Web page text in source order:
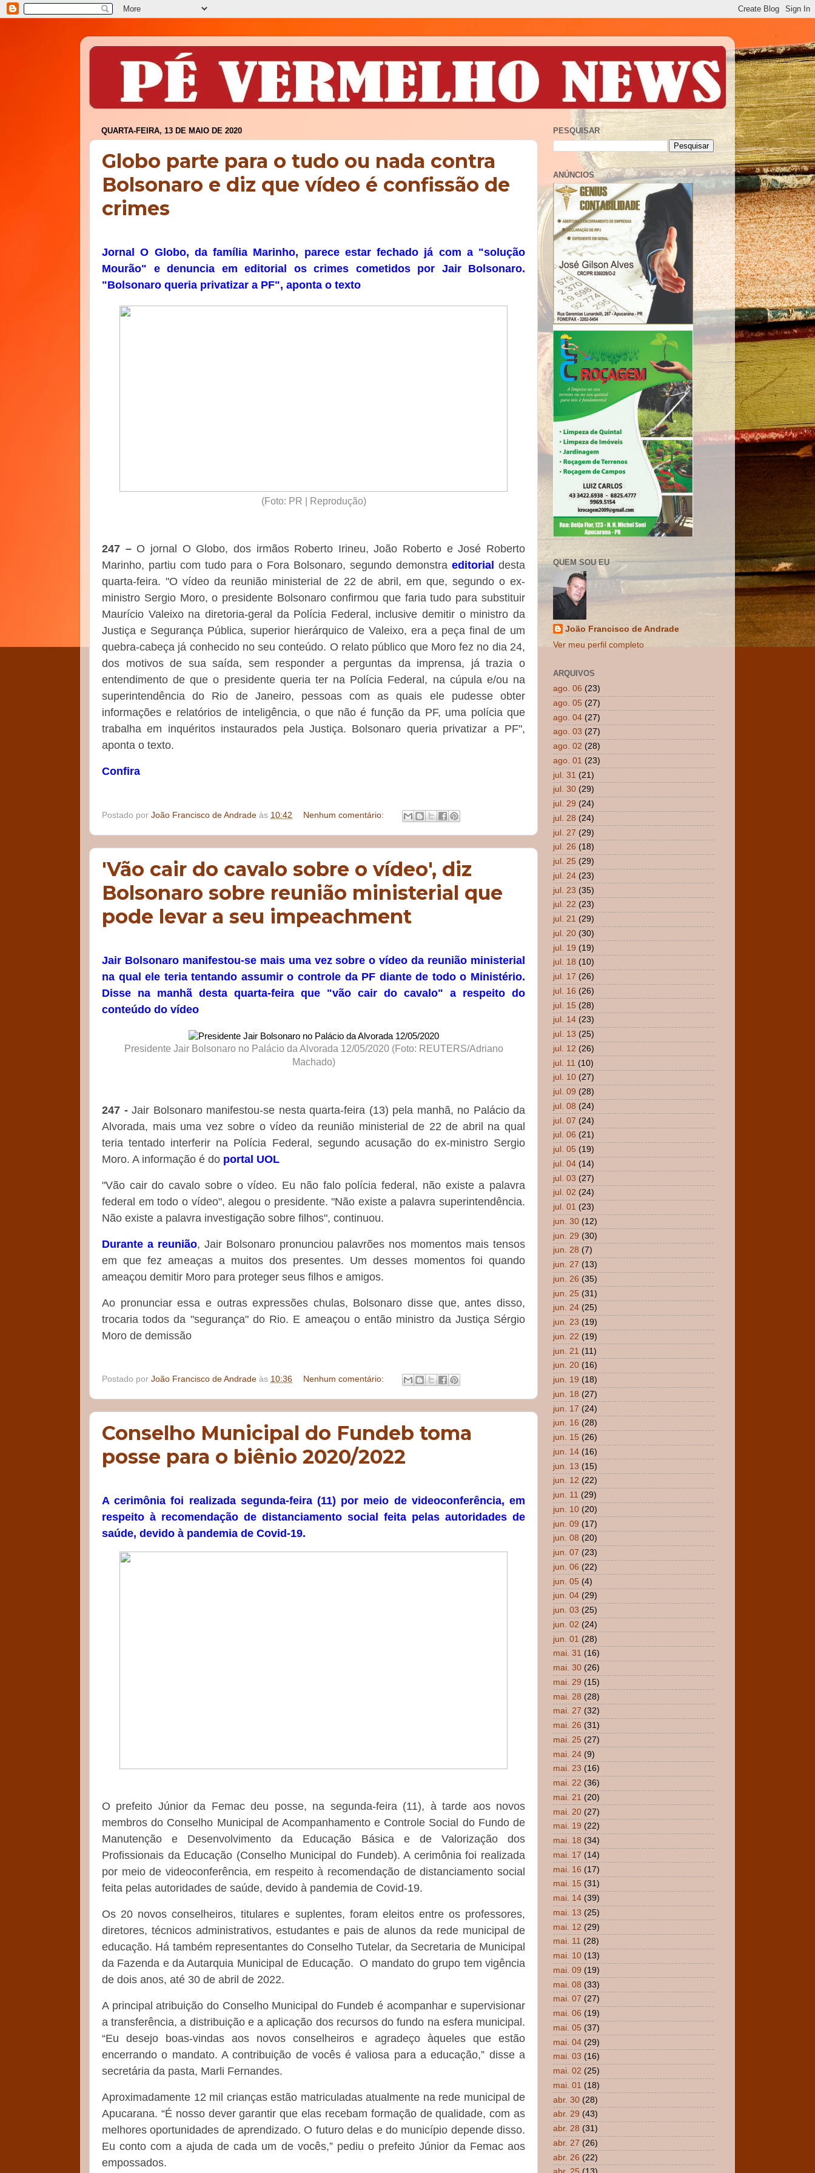
QUARTA-FEIRA, 13 DE MAIO DE 2020
Globo parte para o tudo ou nada contra
Bolsonaro e diz que vídeo é confissão de
crimes
Jornal O Globo, da família Marinho, parece estar fechado já com a "solução
Mourão" e denuncia em editorial os crimes cometidos por Jair Bolsonaro.
"Bolsonaro queria privatizar a PF", aponta o texto
(Foto: PR | Reprodução)
247 – O jornal O Globo, dos irmãos Roberto Irineu, João Roberto e José Roberto
Marinho, partiu com tudo para o Fora Bolsonaro, segundo demonstra editorial desta
quarta-feira. "O vídeo da reunião ministerial de 22 de abril, em que, segundo o ex-
ministro Sergio Moro, o presidente Bolsonaro confirmou que faria tudo para substituir
Maurício Valeixo na diretoria-geral da Polícia Federal, inclusive demitir o ministro da
Justiça e Segurança Pública, superior hierárquico de Valeixo, era a peça final de um
quebra-cabeça já conhecido no seu conteúdo. O relato público que Moro fez no dia 24,
dos motivos de sua saída, sem responder a perguntas da imprensa, já trazia o
entendimento de que o presidente queria ter na Polícia Federal, na cúpula e/ou na
superintendência do Rio de Janeiro, pessoas com as quais ele pudesse obter
informações e relatórios de inteligência, o que não é função da PF, uma polícia que
trabalha em inquéritos instaurados pela Justiça. Bolsonaro queria privatizar a PF",
aponta o texto.
Confira
Postado por João Francisco de Andrade às 10:42 Nenhum comentário:
'Vão cair do cavalo sobre o vídeo', diz
Bolsonaro sobre reunião ministerial que
pode levar a seu impeachment
Jair Bolsonaro manifestou-se mais uma vez sobre o vídeo da reunião ministerial
na qual ele teria tentando assumir o controle da PF diante de todo o Ministério.
Disse na manhã desta quarta-feira que "vão cair do cavalo" a respeito do
conteúdo do vídeo
Presidente Jair Bolsonaro no Palácio da Alvorada 12/05/2020 (Foto: REUTERS/Adriano
Machado)
247 - Jair Bolsonaro manifestou-se nesta quarta-feira (13) pela manhã, no Palácio da
Alvorada, mais uma vez sobre o vídeo da reunião ministerial de 22 de abril na qual
teria tentado interferir na Polícia Federal, segundo acusação do ex-ministro Sergio
Moro. A informação é do portal UOL
"Vão cair do cavalo sobre o vídeo. Eu não falo polícia federal, não existe a palavra
federal em todo o vídeo", alegou o presidente. "Não existe a palavra superintendência.
Não existe a palavra investigação sobre filhos", continuou.
Durante a reunião, Jair Bolsonaro pronunciou palavrões nos momentos mais tensos
em que fez ameaças a muitos dos presentes. Um desses momentos foi quando
ameaçou demitir Moro para proteger seus filhos e amigos.
Ao pronunciar essa e outras expressões chulas, Bolsonaro disse que, antes disso,
trocaria todos da "segurança" do Rio. E ameaçou o então ministro da Justiça Sérgio
Moro de demissão
Postado por João Francisco de Andrade às 10:36 Nenhum comentário:
Conselho Municipal do Fundeb toma
posse para o biênio 2020/2022
A cerimônia foi realizada segunda-feira (11) por meio de videoconferência, em
respeito à recomendação de distanciamento social feita pelas autoridades de
saúde, devido à pandemia de Covid-19.
O prefeito Júnior da Femac deu posse, na segunda-feira (11), à tarde aos novos
membros do Conselho Municipal de Acompanhamento e Controle Social do Fundo de
Manutenção e Desenvolvimento da Educação Básica e de Valorização dos
Profissionais da Educação (Conselho Municipal do Fundeb). A cerimônia foi realizada
por meio de videoconferência, em respeito à recomendação de distanciamento social
feita pelas autoridades de saúde, devido à pandemia de Covid-19.
Os 20 novos conselheiros, titulares e suplentes, foram eleitos entre os professores,
diretores, técnicos administrativos, estudantes e pais de alunos da rede municipal de
educação. Há também representantes do Conselho Tutelar, da Secretaria de Municipal
da Fazenda e da Autarquia Municipal de Educação. O mandato do grupo tem vigência
de dois anos, até 30 de abril de 2022.
A principal atribuição do Conselho Municipal do Fundeb é acompanhar e supervisionar
a transferência, a distribuição e a aplicação dos recursos do fundo na esfera municipal.
“Eu desejo boas-vindas aos novos conselheiros e agradeço àqueles que estão
encerrando o mandato. A contribuição de vocês é valiosa para a educação,” disse a
secretária da pasta, Marli Fernandes.
Aproximadamente 12 mil crianças estão matriculadas atualmente na rede municipal de
Apucarana. “É nosso dever garantir que elas recebam formação de qualidade, com as
melhores oportunidades de aprendizado. O futuro delas e do município depende disso.
Eu conto com a ajuda de cada um de vocês,” pediu o prefeito Júnior da Femac aos
empossados.
PESQUISAR
ANÚNCIOS
QUEM SOU EU
João Francisco de Andrade
Ver meu perfil completo
ARQUIVOS
ago. 06 (23)
ago. 05 (27)
ago. 04 (27)
ago. 03 (27)
ago. 02 (28)
ago. 01 (23)
jul. 31 (21)
jul. 30 (29)
jul. 29 (24)
jul. 28 (24)
jul. 27 (29)
jul. 26 (18)
jul. 25 (29)
jul. 24 (23)
jul. 23 (35)
jul. 22 (23)
jul. 21 (29)
jul. 20 (30)
jul. 19 (19)
jul. 18 (10)
jul. 17 (26)
jul. 16 (26)
jul. 15 (28)
jul. 14 (23)
jul. 13 (25)
jul. 12 (26)
jul. 11 (10)
jul. 10 (27)
jul. 09 (28)
jul. 08 (24)
jul. 07 (24)
jul. 06 (21)
jul. 05 (19)
jul. 04 (14)
jul. 03 (27)
jul. 02 (24)
jul. 01 (23)
jun. 30 (12)
jun. 29 (30)
jun. 28 (7)
jun. 27 (13)
jun. 26 (35)
jun. 25 (31)
jun. 24 (25)
jun. 23 (19)
jun. 22 (19)
jun. 21 (11)
jun. 20 (16)
jun. 19 (18)
jun. 18 (27)
jun. 17 (24)
jun. 16 (28)
jun. 15 (26)
jun. 14 (16)
jun. 13 (15)
jun. 12 (22)
jun. 11 (29)
jun. 10 (20)
jun. 09 (17)
jun. 08 (20)
jun. 07 (23)
jun. 06 (22)
jun. 05 (4)
jun. 04 (29)
jun. 03 (25)
jun. 02 (24)
jun. 01 (28)
mai. 31 (16)
mai. 30 (26)
mai. 29 (15)
mai. 28 (28)
mai. 27 (32)
mai. 26 (31)
mai. 25 (27)
mai. 24 (9)
mai. 23 (16)
mai. 22 (36)
mai. 21 (20)
mai. 20 (27)
mai. 19 (22)
mai. 18 (34)
mai. 17 (14)
mai. 16 (17)
mai. 15 (31)
mai. 14 (39)
mai. 13 (25)
mai. 12 (29)
mai. 11 (28)
mai. 10 (13)
mai. 09 (19)
mai. 08 (33)
mai. 07 (27)
mai. 06 (19)
mai. 05 (37)
mai. 04 (29)
mai. 03 (16)
mai. 02 (25)
mai. 01 (18)
abr. 30 (28)
abr. 29 (43)
abr. 28 (31)
abr. 27 (26)
abr. 26 (22)